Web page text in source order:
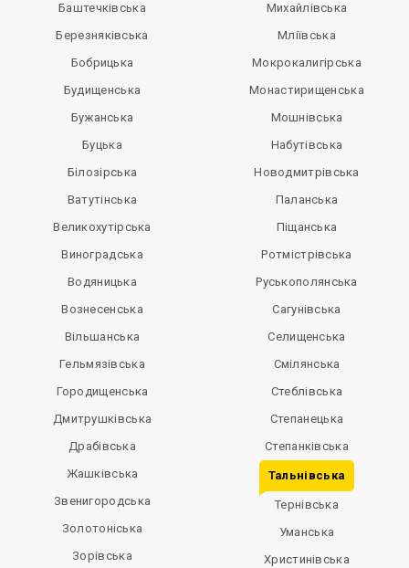
Баштечківська
Березняківська
Бобрицька
Будищенська
Бужанська
Буцька
Білозірська
Ватутінська
Великохутірська
Виноградська
Водяницька
Вознесенська
Вільшанська
Гельмязівська
Городищенська
Дмитрушківська
Драбівська
Жашківська
Звенигородська
Золотоніська
Зорівська
Михайлівська
Мліївська
Мокрокалигірська
Монастирищенська
Мошнівська
Набутівська
Новодмитрівська
Паланська
Піщанська
Ротмістрівська
Руськополянська
Сагунівська
Селищенська
Смілянська
Стеблівська
Степанецька
Степанківська
Тальнівська
Тернівська
Уманська
Христинівська